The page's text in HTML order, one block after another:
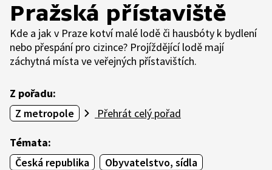
Pražská přístaviště
Kde a jak v Praze kotví malé lodě či hausbóty k bydlení
nebo přespání pro cizince? Projíždějící lodě mají
záchytná místa ve veřejných přístavištích.
Z pořadu:
Z metropole
Přehrát celý pořad
Témata:
Česká republika
Obyvatelstvo, sídla